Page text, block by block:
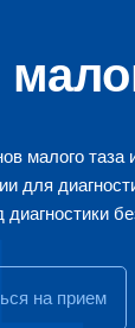
малого
для
на прием